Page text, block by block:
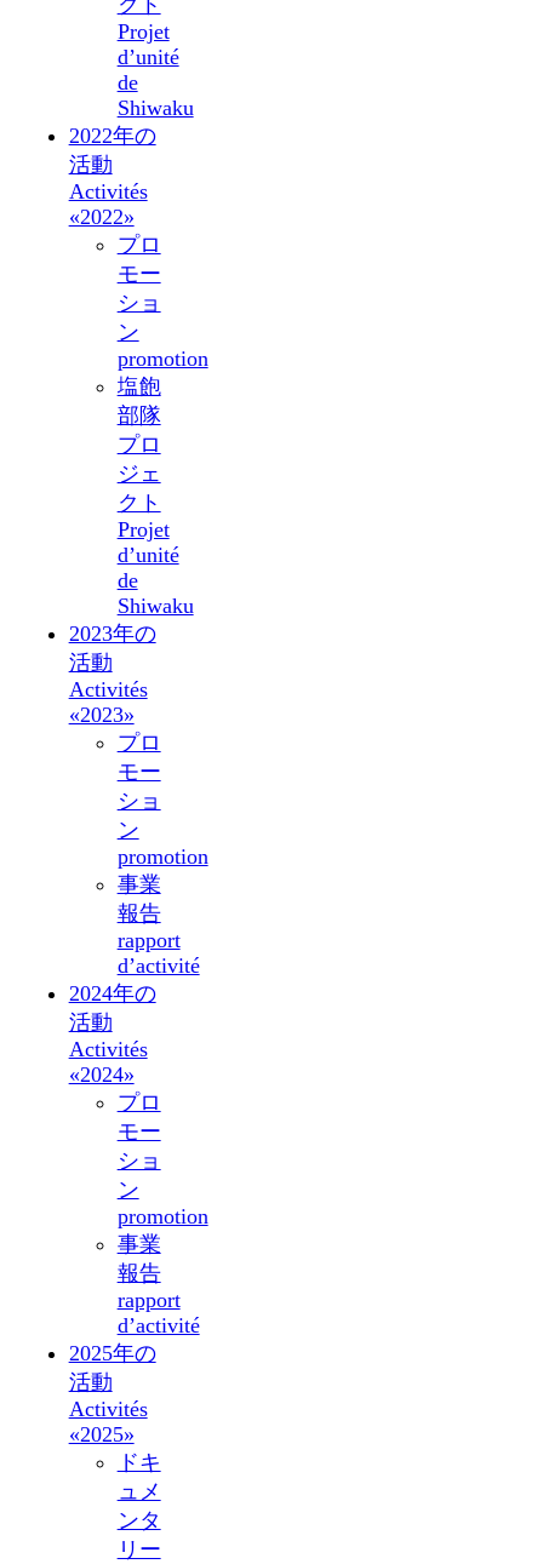
Projet
d’unité
de
Shiwaku
2022年の
活動
Activités
«2022»
プロ
モー
ショ
ン
promotion
塩飽
部隊
プロ
ジェ
クト
Projet
d’unité
de
Shiwaku
2023年の
活動
Activités
«2023»
プロ
モー
ショ
ン
promotion
事業
報告
rapport
d’activité
2024年の
活動
Activités
«2024»
プロ
モー
ショ
ン
promotion
事業
報告
rapport
d’activité
2025年の
活動
Activités
«2025»
ドキ
ュメ
ンタ
リー